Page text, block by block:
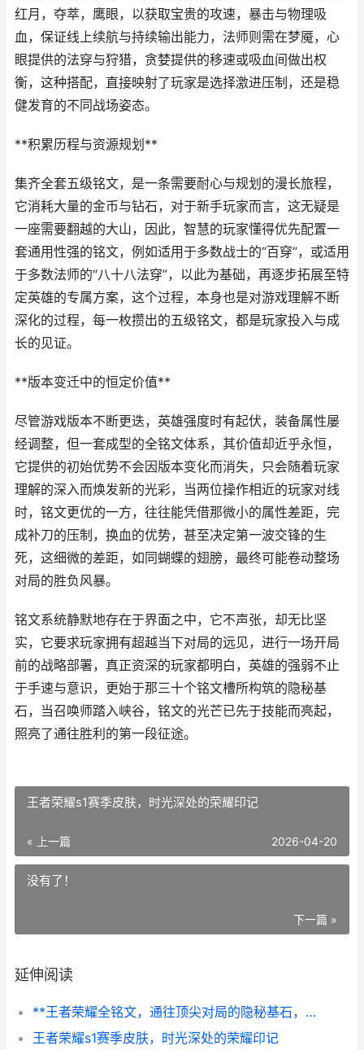
红月，夺萃，鹰眼，以获取宝贵的攻速，暴击与物理吸
血，保证线上续航与持续输出能力，法师则需在梦魇，心
眼提供的法穿与狩猎，贪婪提供的移速或吸血间做出权
衡，这种搭配，直接映射了玩家是选择激进压制，还是稳
健发育的不同战场姿态。
**积累历程与资源规划**
集齐全套五级铭文，是一条需要耐心与规划的漫长旅程，
它消耗大量的金币与钻石，对于新手玩家而言，这无疑是
一座需要翻越的大山，因此，智慧的玩家懂得优先配置一
套通用性强的铭文，例如适用于多数战士的“百穿”，或适用
于多数法师的“八十八法穿”，以此为基础，再逐步拓展至特
定英雄的专属方案，这个过程，本身也是对游戏理解不断
深化的过程，每一枚攒出的五级铭文，都是玩家投入与成
长的见证。
**版本变迁中的恒定价值**
尽管游戏版本不断更迭，英雄强度时有起伏，装备属性屡
经调整，但一套成型的全铭文体系，其价值却近乎永恒，
它提供的初始优势不会因版本变化而消失，只会随着玩家
理解的深入而焕发新的光彩，当两位操作相近的玩家对线
时，铭文更优的一方，往往能凭借那微小的属性差距，完
成补刀的压制，换血的优势，甚至决定第一波交锋的生
死，这细微的差距，如同蝴蝶的翅膀，最终可能卷动整场
对局的胜负风暴。
铭文系统静默地存在于界面之中，它不声张，却无比坚
实，它要求玩家拥有超越当下对局的远见，进行一场开局
前的战略部署，真正资深的玩家都明白，英雄的强弱不止
于手速与意识，更始于那三十个铭文槽所构筑的隐秘基
石，当召唤师踏入峡谷，铭文的光芒已先于技能而亮起，
照亮了通往胜利的第一段征途。
王者荣耀s1赛季皮肤，时光深处的荣耀印记
« 上一篇 2026-04-20
没有了！
下一篇 »
延伸阅读
**王者荣耀全铭文，通往顶尖对局的隐秘基石，副标题，一套铭文，一方天地**
王者荣耀s1赛季皮肤，时光深处的荣耀印记